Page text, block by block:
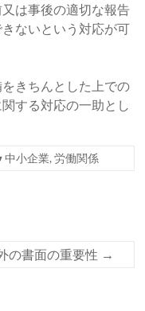
は事後の適切な報告
ないという対応が可
きちんとした上での
する対応の一助とし
中小企業,労働関係
の書面の重要性 →